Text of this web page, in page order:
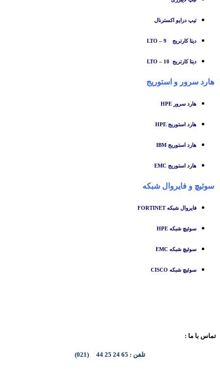
تیپ درایو اکسترنال
دیتا کارتریج LTO – 9
دیتا کارتریج LTO – 10
هارد سرور و استوریج
هارد سرور HPE
هارد استوریج HPE
هارد استوریج IBM
هارد استوریج EMC
سوئیچ و فایروال شبکه
فایروال شبکه FORTINET
سوئیچ شبکه HPE
سوئیچ شبکه EMC
سوئیچ شبکه CISCO
تماس با ما :
تلفن : 65 24 25 44 (021)